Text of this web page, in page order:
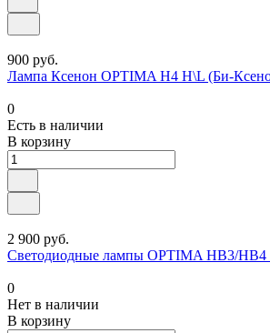
900 руб.
Лампа Ксенон OPTIMA H4 H\L (Би-
0
Есть в наличии
В корзину
2 900 руб.
Светодиодные лампы OPTIMA HB3/
0
Нет в наличии
В корзину